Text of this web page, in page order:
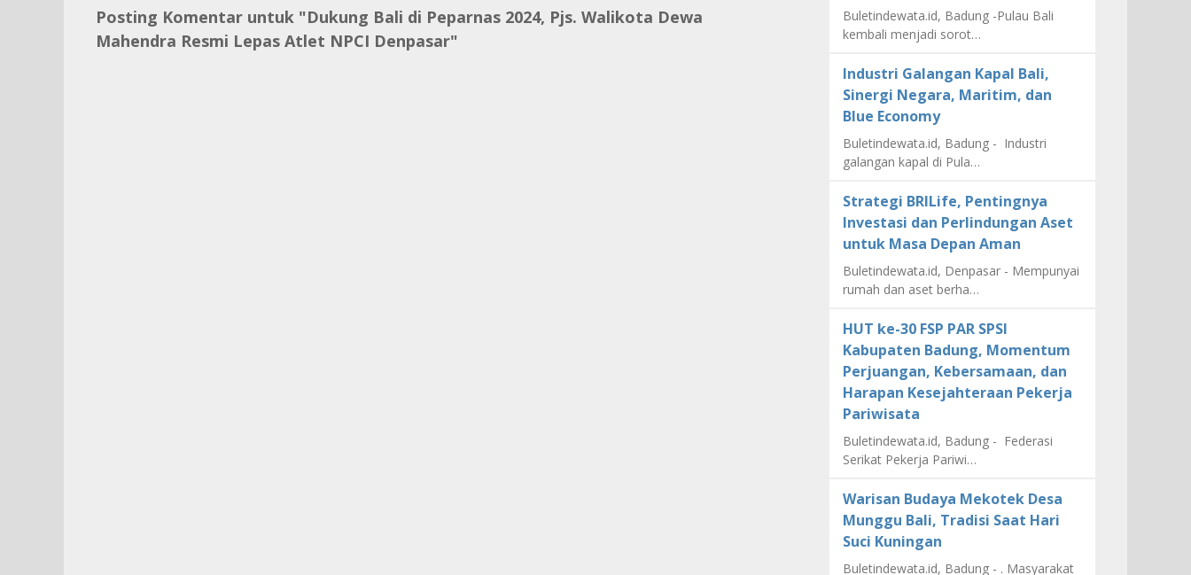
Posting Komentar untuk "Dukung Bali di Peparnas 2024, Pjs. Walikota Dewa
Mahendra Resmi Lepas Atlet NPCI Denpasar"
Buletindewata.id, Badung -Pulau Bali
kembali menjadi sorot…
Industri Galangan Kapal Bali,
Sinergi Negara, Maritim, dan
Blue Economy
Buletindewata.id, Badung - Industri
galangan kapal di Pula…
Strategi BRILife, Pentingnya
Investasi dan Perlindungan Aset
untuk Masa Depan Aman
Buletindewata.id, Denpasar - Mempunyai
rumah dan aset berha…
HUT ke-30 FSP PAR SPSI
Kabupaten Badung, Momentum
Perjuangan, Kebersamaan, dan
Harapan Kesejahteraan Pekerja
Pariwisata
Buletindewata.id, Badung - Federasi
Serikat Pekerja Pariwi…
Warisan Budaya Mekotek Desa
Munggu Bali, Tradisi Saat Hari
Suci Kuningan
Buletindewata.id, Badung - . Masyarakat